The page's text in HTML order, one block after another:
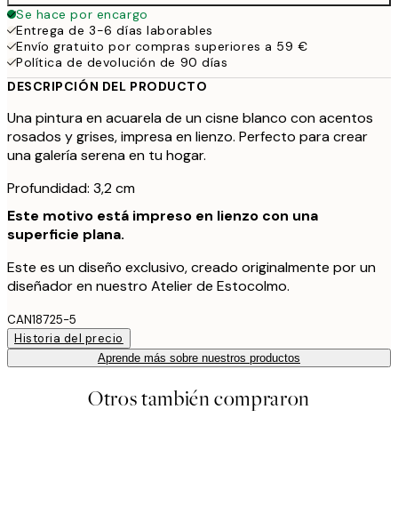
Se hace por encargo
Entrega de 3-6 días laborables
Envío gratuito por compras superiores a 59 €
Política de devolución de 90 días
DESCRIPCIÓN DEL PRODUCTO
Una pintura en acuarela de un cisne blanco con acentos
rosados y grises, impresa en lienzo. Perfecto para crear
una galería serena en tu hogar.
Profundidad: 3,2 cm
Este motivo está impreso en lienzo con una
superficie plana.
Este es un diseño exclusivo, creado originalmente por un
diseñador en nuestro Atelier de Estocolmo.
CAN18725-5
Historia del precio
Aprende más sobre nuestros productos
Otros también compraron